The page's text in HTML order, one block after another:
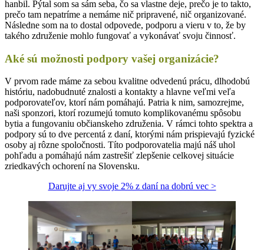
hanbil. Pýtal som sa sám seba, čo sa vlastne deje, prečo je to takto,
prečo tam nepatríme a nemáme nič pripravené, nič organizované.
Následne som na to dostal odpovede, podporu a vieru v to, že by
takého združenie mohlo fungovať a vykonávať svoju činnosť.
Aké sú možnosti podpory vašej organizácie?
V prvom rade máme za sebou kvalitne odvedenú prácu, dlhodobú
históriu, nadobudnuté znalosti a kontakty a hlavne veľmi veľa
podporovateľov, ktorí nám pomáhajú. Patria k nim, samozrejme,
naši sponzori, ktorí rozumejú tomuto komplikovanému spôsobu
bytia a fungovaniu občianskeho združenia. V rámci tohto spektra a
podpory sú to dve percentá z daní, ktorými nám prispievajú fyzické
osoby aj rôzne spoločnosti. Títo podporovatelia majú náš uhol
pohľadu a pomáhajú nám zastrešiť zlepšenie celkovej situácie
zriedkavých ochorení na Slovensku.
Darujte aj vy svoje 2% z daní na dobrú vec >